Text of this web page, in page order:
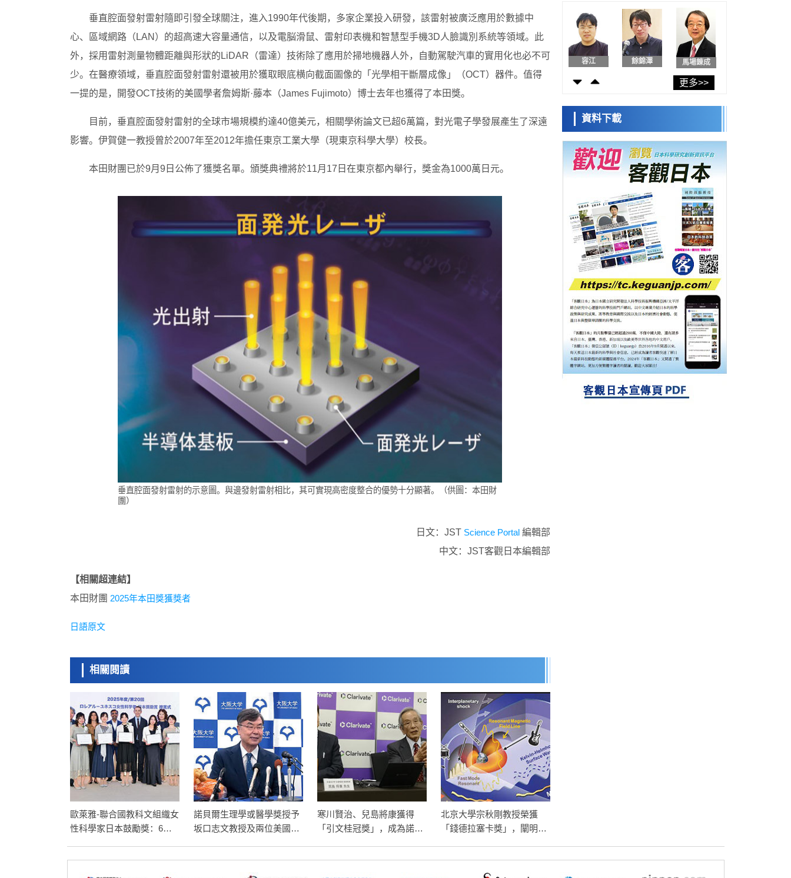
垂直腔面發射雷射隨即引發全球關注，進入1990年代後期，多家企業投入研發，該雷射被廣泛應用於數據中
心、區域網路（LAN）的超高速大容量通信，以及電脳滑鼠、雷射印表機和智慧型手機3D人臉識別系統等領域。此
外，採用雷射測量物體距離與形狀的LiDAR（雷達）技術除了應用於掃地機器人外，自動駕駛汽車的實用化也必不可
少。在醫療領域，垂直腔面發射雷射還被用於獲取眼底横向截面圖像的「光學相干斷層成像」（OCT）器件。值得
一提的是，開發OCT技術的美國學者詹姆斯·藤本（James Fujimoto）博士去年也獲得了本田獎。
目前，垂直腔面發射雷射的全球市場規模約達40億美元，相關學術論文已超6萬篇，對光電子學發展產生了深遠
影響。伊賀健一教授曾於2007年至2012年擔任東京工業大學（現東京科學大學）校長。
本田財團已於9月9日公佈了獲獎名單。頒獎典禮將於11月17日在東京都內舉行，獎金為1000萬日元。
垂直腔面發射雷射的示意圖。與邊發射雷射相比，其可實現高密度整合的優勢十分顯著。（供圖：本田財
團）
日文：JST Science Portal編輯部
中文：JST客觀日本編輯部
【相關超連結】
本田財團 2025年本田獎獲獎者
日語原文
相關閱讀
歐萊雅-聯合國教科文組織女
性科學家日本鼓勵獎：6名
諾貝爾生理學或醫學獎授予
坂口志文教授及兩位美國科
寒川賢治、兒島將康獲得
「引文桂冠獎」，成為諾貝
北京大學宗秋剛教授榮獲
「錢德拉塞卡獎」，闡明輻
科學研究
千葉大學鑑定出導致難治性疾病「肺高血壓
症」惡化的蛋白質「MYL9/12」，會引發血
管結構惡化
科學研究
京都大學高效生成光的構成單元「光子」，
可應用於量子電腦
開發出300億年僅誤差1秒的光晶格鐘，構建
經濟・社會
日本成立「以人為本AI聯盟」——力爭藉助
AI拓展社會公眾創造力，依託產學合作推進
研發
大阪大學開發出膜脂質視覺化工具，使脂質
探針的高效開發成為可能
科學研究
立教大學在試管內構建長鏈人工基因組DNA
自我複製系統，有望實現攜帶大量基因的人
工細胞
政策
日本科研費增設國際共同研究強化新類別，
促進青年研究人員赴海外開展研究
科學研究
京都大學高效生成光的構成單元「光子」，
可應用於量子電腦
科學研究
開發出300億年僅誤差1秒的光晶格鐘，構建
網路將其打造為次世代社會基礎設施
經濟・社會
日本成立「以人為本AI聯盟」——力爭藉助
AI拓展社會公眾創造力，依託產學合作推進
研發
科學研究
大阪大學開發出膜脂質視覺化工具，使脂質
探針的高效開發成為可能
科學研究
立教大學在試管內構建長鏈人工基因組DNA
自我複製系統，有望實現攜帶大量基因的人
工細胞
容江 餘錦澤 馬場錬成
日本科學未
流員
戴維
更多>>
資料下載